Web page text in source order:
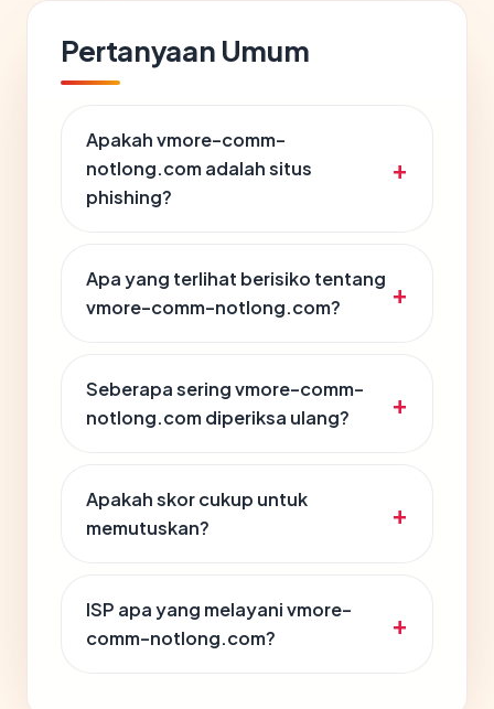
Pertanyaan Umum
Apakah vmore-comm-
notlong.com adalah situs
phishing?
Apa yang terlihat berisiko tentang
vmore-comm-notlong.com?
Seberapa sering vmore-comm-
notlong.com diperiksa ulang?
Apakah skor cukup untuk
memutuskan?
ISP apa yang melayani vmore-
comm-notlong.com?